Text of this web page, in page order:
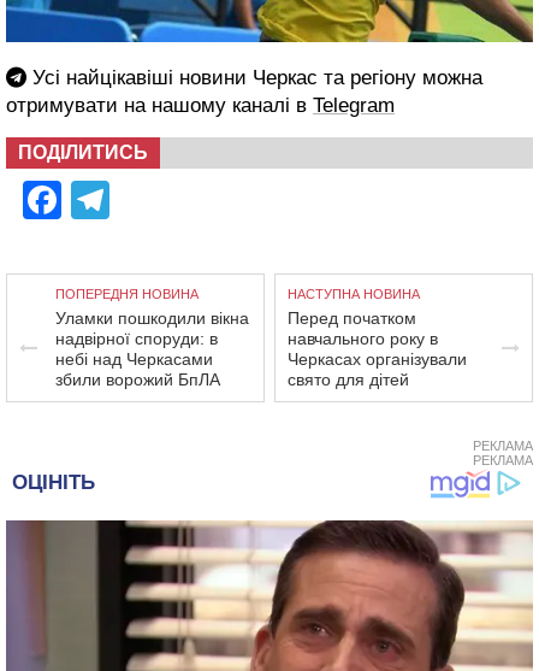
Усі найцікавіші новини Черкас та регіону можна
отримувати на нашому каналі в Telegram
ПОДІЛИТИСЬ
Facebook
ПОПЕРЕДНЯ НОВИНА
Уламки пошкодили вікна
надвірної споруди: в
небі над Черкасами
збили ворожий БпЛА
НАСТУПНА НОВИНА
Перед початком
навчального року в
Черкасах організували
свято для дітей
РЕКЛАМА
РЕКЛАМА